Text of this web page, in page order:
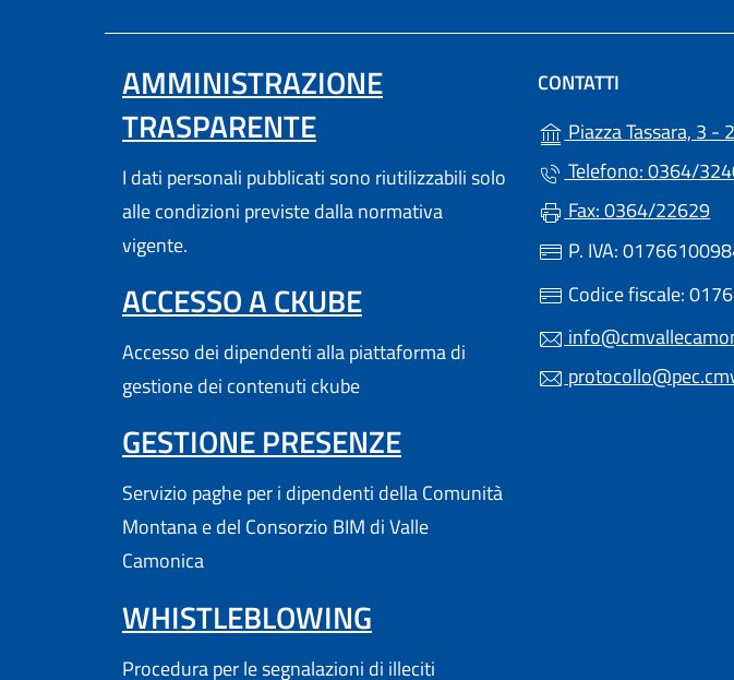
AMMINISTRAZIONE
TRASPARENTE
I dati personali pubblicati sono riutilizzabili solo
alle condizioni previste dalla normativa
vigente.
ACCESSO A CKUBE(APRE IN UN'ALTRA
Accesso dei dipendenti alla piattaforma di
gestione dei contenuti ckube
GESTIONE PRESENZE(APRE IN UN'ALTRA
Servizio paghe per i dipendenti della Comunità
Montana e del Consorzio BIM di Valle
Camonica
WHISTLEBLOWING
Procedura per le segnalazioni di illeciti
CONTATTI
Piazza Tassara, 3 -
Telefono: 0364/
Fax: 0364/22629
P. IVA:
Codice fiscale: